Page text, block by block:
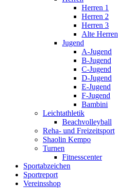
Herren 1
Herren 2
Herren 3
Alte Herren
Jugend
A-Jugend
B-Jugend
C-Jugend
D-Jugend
E-Jugend
F-Jugend
Bambini
Leichtathletik
Beachvolleyball
Reha- und Freizeitsport
Shaolin Kempo
Turnen
Fitnesscenter
Sportabzeichen
Sportreport
Vereinsshop